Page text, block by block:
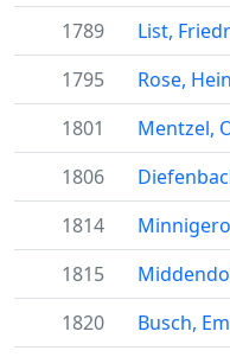
1789
List,
1795
Rose,
1801
Mentzel,
1806
1814
1815
1820
Busch,